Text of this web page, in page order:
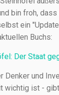
bin froh,
ein
Buchs:
Der Staat
Denker und
wichtig ist -